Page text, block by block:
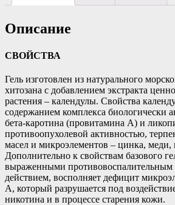
Описание
СВОЙСТВА
Гель изготовлен из натурального
хитозана с добавлением экстракта
растения – календулы. Свойства
содержанием комплекса биологически
бета-каротина (провитамина А) и
противоопухолевой активностью,
масел и микроэлементов – цинка, меди,
Дополнительно к свойствам базового
выраженными
действием, восполняет дефицит
А, который разрушается под
никотина и в процессе старения кожи.